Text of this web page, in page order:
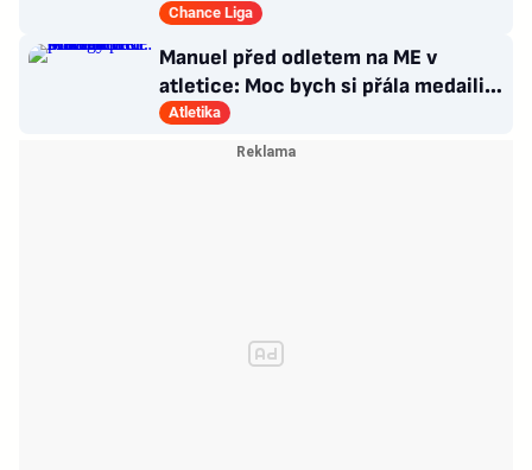
penalty zvýšil Čermák
Chance Liga
Manuel před odletem na ME v
atletice: Moc bych si přála medaili.
Prozradila strategii
Atletika